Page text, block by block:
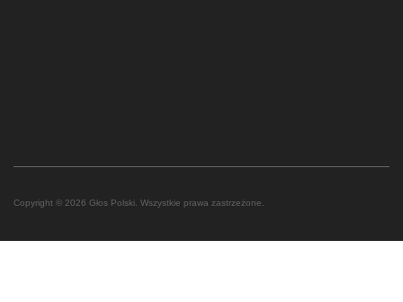
Copyright © 2026 Głos Polski. Wszystkie prawa zastrzeżone.